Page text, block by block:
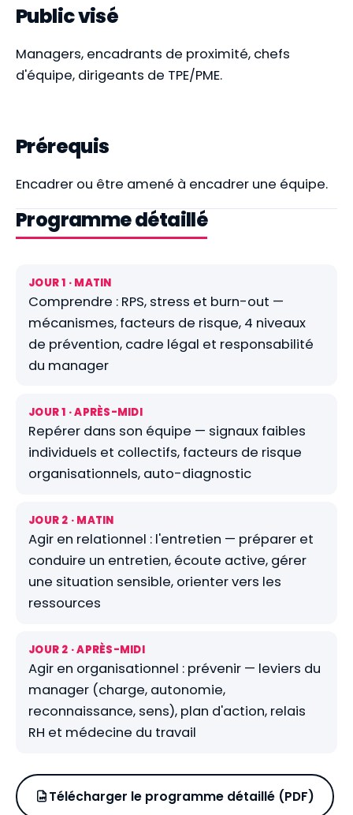
Public visé
Managers, encadrants de proximité, chefs
d'équipe, dirigeants de TPE/PME.
Prérequis
Encadrer ou être amené à encadrer une équipe.
Programme détaillé
JOUR 1 · MATIN
Comprendre : RPS, stress et burn-out —
mécanismes, facteurs de risque, 4 niveaux
de prévention, cadre légal et responsabilité
du manager
JOUR 1 · APRÈS-MIDI
Repérer dans son équipe — signaux faibles
individuels et collectifs, facteurs de risque
organisationnels, auto-diagnostic
JOUR 2 · MATIN
Agir en relationnel : l'entretien — préparer et
conduire un entretien, écoute active, gérer
une situation sensible, orienter vers les
ressources
JOUR 2 · APRÈS-MIDI
Agir en organisationnel : prévenir — leviers du
manager (charge, autonomie,
reconnaissance, sens), plan d'action, relais
RH et médecine du travail
Télécharger le programme détaillé (PDF)